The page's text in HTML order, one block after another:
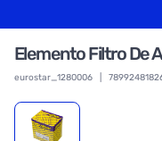
Elemento Filtro De
eurostar_1280006